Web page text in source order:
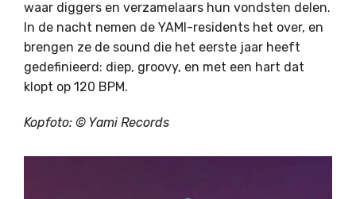
waar diggers en verzamelaars hun vondsten delen.
In de nacht nemen de YAMI-residents het over, en
brengen ze de sound die het eerste jaar heeft
gedefinieerd: diep, groovy, en met een hart dat
klopt op 120 BPM.
Kopfoto: © Yami Records